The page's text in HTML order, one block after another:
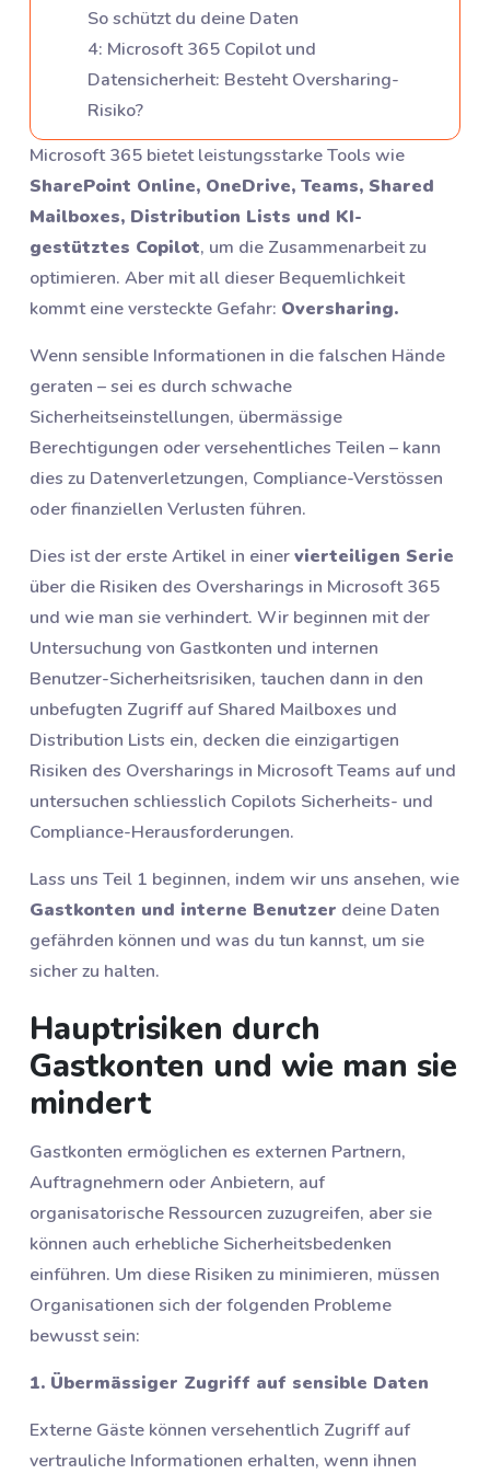
So schützt du deine Daten
4: Microsoft 365 Copilot und
Datensicherheit: Besteht Oversharing-
Risiko?
Microsoft 365 bietet leistungsstarke Tools wie
SharePoint Online, OneDrive, Teams, Shared
Mailboxes, Distribution Lists und KI-
gestütztes Copilot, um die Zusammenarbeit zu
optimieren. Aber mit all dieser Bequemlichkeit
kommt eine versteckte Gefahr: Oversharing.
Wenn sensible Informationen in die falschen Hände
geraten – sei es durch schwache
Sicherheitseinstellungen, übermässige
Berechtigungen oder versehentliches Teilen – kann
dies zu Datenverletzungen, Compliance-Verstössen
oder finanziellen Verlusten führen.
Dies ist der erste Artikel in einervierteiligen Serie
über die Risiken des Oversharings in Microsoft 365
und wie man sie verhindert. Wir beginnen mit der
Untersuchung von Gastkonten und internen
Benutzer-Sicherheitsrisiken, tauchen dann in den
unbefugten Zugriff auf Shared Mailboxes und
Distribution Lists ein, decken die einzigartigen
Risiken des Oversharings in Microsoft Teams auf und
untersuchen schliesslich Copilots Sicherheits- und
Compliance-Herausforderungen.
Lass uns Teil 1 beginnen, indem wir uns ansehen, wie
Gastkonten und interne Benutzer deine Daten
gefährden können und was du tun kannst, um sie
sicher zu halten.
Hauptrisiken durch
Gastkonten und wie man sie
mindert
Gastkonten ermöglichen es externen Partnern,
Auftragnehmern oder Anbietern, auf
organisatorische Ressourcen zuzugreifen, aber sie
können auch erhebliche Sicherheitsbedenken
einführen. Um diese Risiken zu minimieren, müssen
Organisationen sich der folgenden Probleme
bewusst sein:
1. Übermässiger Zugriff auf sensible Daten
Externe Gäste können versehentlich Zugriff auf
vertrauliche Informationen erhalten, wenn ihnen